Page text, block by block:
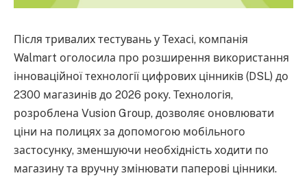
Після тривалих тестувань у Техасі, компанія
Walmart оголосила про розширення використання
інноваційної технології цифрових цінників (DSL) до
2300 магазинів до 2026 року. Технологія,
розроблена Vusion Group, дозволяє оновлювати
ціни на полицях за допомогою мобільного
застосунку, зменшуючи необхідність ходити по
магазину та вручну змінювати паперові цінники.